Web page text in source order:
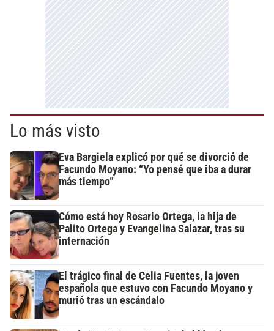
Lo más visto
Eva Bargiela explicó por qué se divorció de
Facundo Moyano: “Yo pensé que iba a durar
más tiempo”
Cómo está hoy Rosario Ortega, la hija de
Palito Ortega y Evangelina Salazar, tras su
internación
El trágico final de Celia Fuentes, la joven
española que estuvo con Facundo Moyano y
murió tras un escándalo